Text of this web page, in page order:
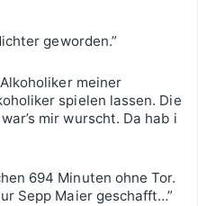
geworden.”
meiner
spielen lassen. Die
mir wurscht. Da hab i
694 Minuten ohne Tor.
Sepp Maier geschafft…”